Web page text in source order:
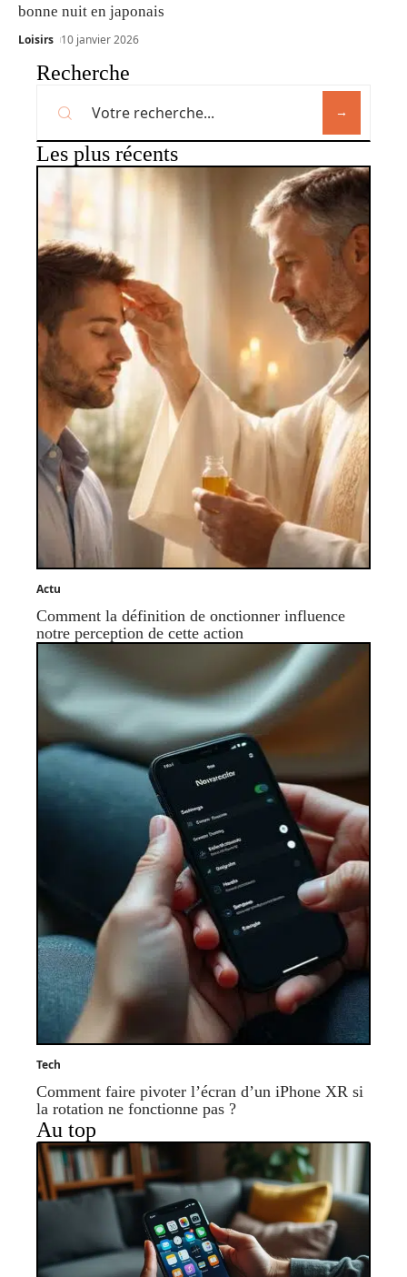
bonne nuit en japonais
Loisirs 10 janvier 2026
Recherche
Les plus récents
Actu
Comment la définition de onctionner influence
notre perception de cette action
Tech
Comment faire pivoter l’écran d’un iPhone XR si
la rotation ne fonctionne pas ?
Au top